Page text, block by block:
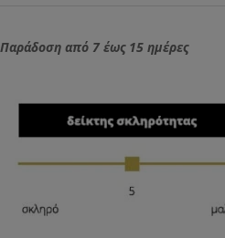
Παράδοση από 7 έως 15 ημέρες